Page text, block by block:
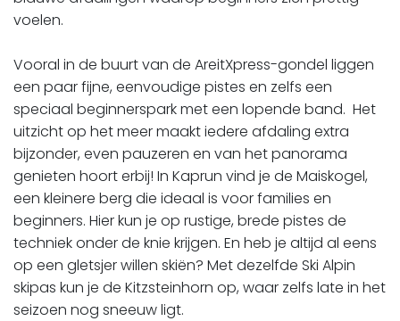
voelen.
Vooral in de buurt van de AreitXpress-gondel liggen
een paar fijne, eenvoudige pistes en zelfs een
speciaal beginnerspark met een lopende band. Het
uitzicht op het meer maakt iedere afdaling extra
bijzonder, even pauzeren en van het panorama
genieten hoort erbij! In Kaprun vind je de Maiskogel,
een kleinere berg die ideaal is voor families en
beginners. Hier kun je op rustige, brede pistes de
techniek onder de knie krijgen. En heb je altijd al eens
op een gletsjer willen skiën? Met dezelfde Ski Alpin
skipas kun je de Kitzsteinhorn op, waar zelfs late in het
seizoen nog sneeuw ligt.